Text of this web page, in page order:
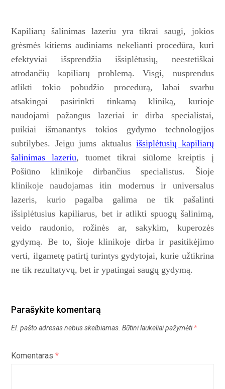
Kapiliarų šalinimas lazeriu yra tikrai saugi, jokios
grėsmės kitiems audiniams nekelianti procedūra, kuri
efektyviai išsprendžia išsiplėtusių, neestetiškai
atrodančių kapiliarų problemą. Visgi, nusprendus
atlikti tokio pobūdžio procedūrą, labai svarbu
atsakingai pasirinkti tinkamą kliniką, kurioje
naudojami pažangūs lazeriai ir dirba specialistai,
puikiai išmanantys tokios gydymo technologijos
subtilybes. Jeigu jums aktualusišsiplėtusių kapiliarų
šalinimas lazeriu​​​​​​​, tuomet tikrai siūlome kreiptis į
Pošiūno klinikoje dirbančius specialistus. Šioje
klinikoje naudojamas itin modernus ir universalus
lazeris, kurio pagalba galima ne tik pašalinti
išsiplėtusius kapiliarus, bet ir atlikti spuogų šalinimą,
veido raudonio, rožinės ar, sakykim, kuperozės
gydymą. Be to, šioje klinikoje dirba ir pasitikėjimo
verti, ilgametę patirtį turintys gydytojai, kurie užtikrina
ne tik rezultatyvų, bet ir ypatingai saugų gydymą.
Parašykite komentarą
El. pašto adresas nebus skelbiamas. Būtini laukeliai pažymėti*
Komentaras*